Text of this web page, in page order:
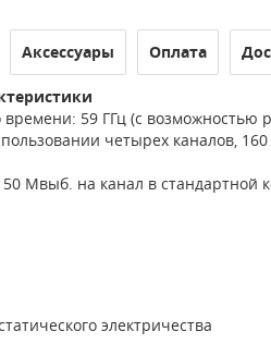
Аксессуары Оплата
59 ГГц (с возможностью
четырех каналов,
Мвыб. на канал в стандартной
электричества